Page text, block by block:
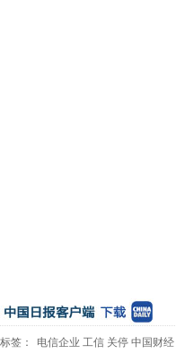
标签： 电信企业 工信 关停 中国财经